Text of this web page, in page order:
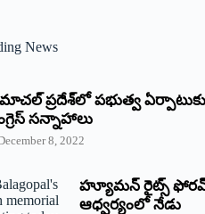
News
‌ప్రదేశ్‌లో పభుత్వ ఏర్పాటుకు
‌సన్నాహాలు
8, 2022
హ్యూమన్‌ రైట్స్‌
ఆధ్వర్యంలో నేడు